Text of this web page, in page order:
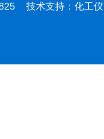
技术支持： 化工仪